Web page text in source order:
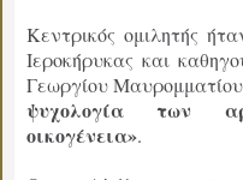
Κεντρικός ομιλητής
Ιεροκήρυκας και
Γεωργίου
ψυχολογία των
οικογένεια».